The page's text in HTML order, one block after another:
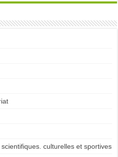
culturelles et sportives